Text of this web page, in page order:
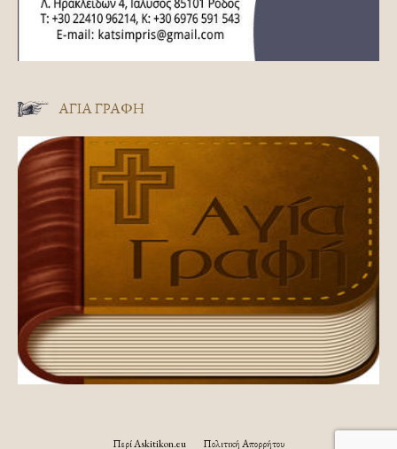
ΑΓΊΑ ΓΡΑΦΉ
Περί Askitikon.eu Πολιτική Απορρήτου